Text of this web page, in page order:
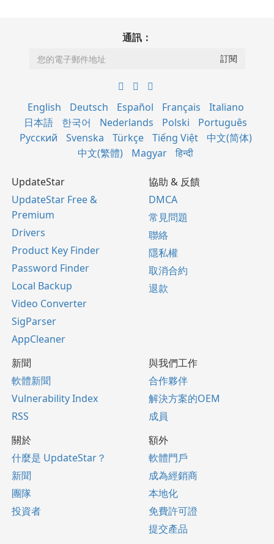
通訊：
English Deutsch Español Français
Italiano
日本語
한국어 Nederlands Polski
Português
Русский
Svenska Türkçe Tiếng Việt
中文(简体)
中文(繁體)
Magyar हिन्दी
UpdateStar
UpdateStar Free &
Premium
Drivers
Product Key Finder
Password Finder
Local Backup
Video Converter
SigParser
AppCleaner
協助 & 反饋
DMCA
常見問題
聯絡
隱私權
取消合約
退款
新聞
軟體新聞
Vulnerability Index
RSS
與我們工作
合作夥伴
解決方案的OEM
成員
關於
什麼是 UpdateStar？
新聞
團隊
投資者
額外
軟體門戶
成為經銷商
本地化
免費許可證
提交產品